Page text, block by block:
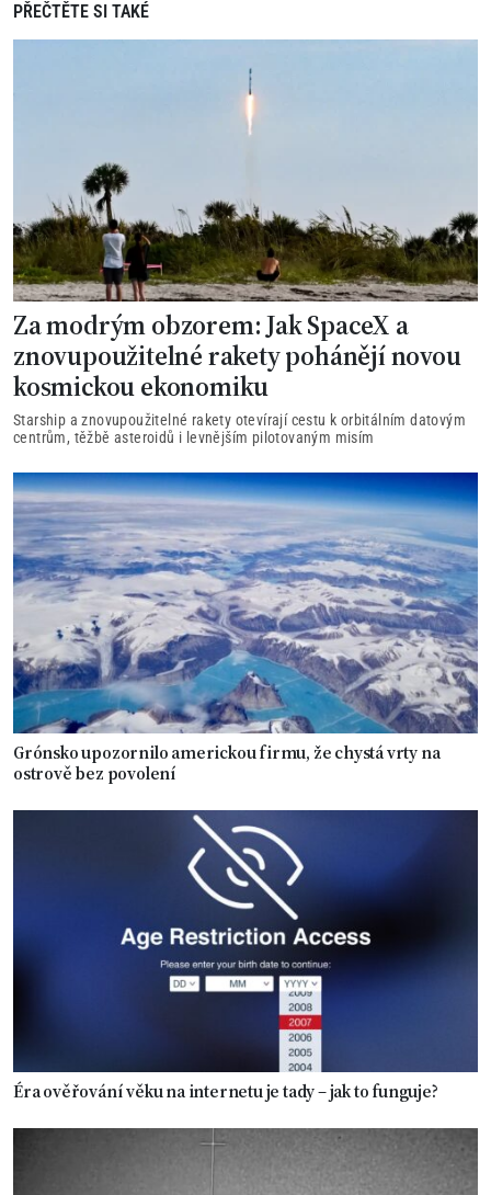
PŘEČTĚTE SI TAKÉ
Za modrým obzorem: Jak SpaceX a
znovupoužitelné rakety pohánějí novou
kosmickou ekonomiku
Starship a znovupoužitelné rakety otevírají cestu k orbitálním datovým
centrům, těžbě asteroidů i levnějším pilotovaným misím
Grónsko upozornilo americkou firmu, že chystá vrty na
ostrově bez povolení
Éra ověřování věku na internetu je tady – jak to funguje?